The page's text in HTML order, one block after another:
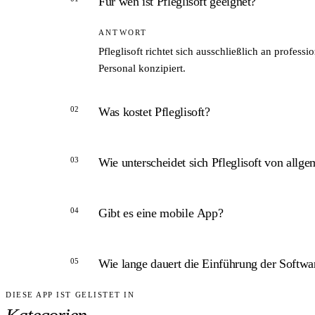
ANTWORT
Pfleglisoft richtet sich ausschließlich an
Personal konzipiert.
02 Was kostet Pfleglisoft?
Die Preise werden laut Anbieter auf Anfrage
03 Wie unterscheidet sich Pfleglisoft von
Pfleglisoft ist speziell für die Dreierbeziehung
04 Gibt es eine mobile App?
Ja. Über die Pfleglisoft-App können
05 Wie lange dauert die Einführung der
ANTWORT
DIESE APP IST GELISTET IN